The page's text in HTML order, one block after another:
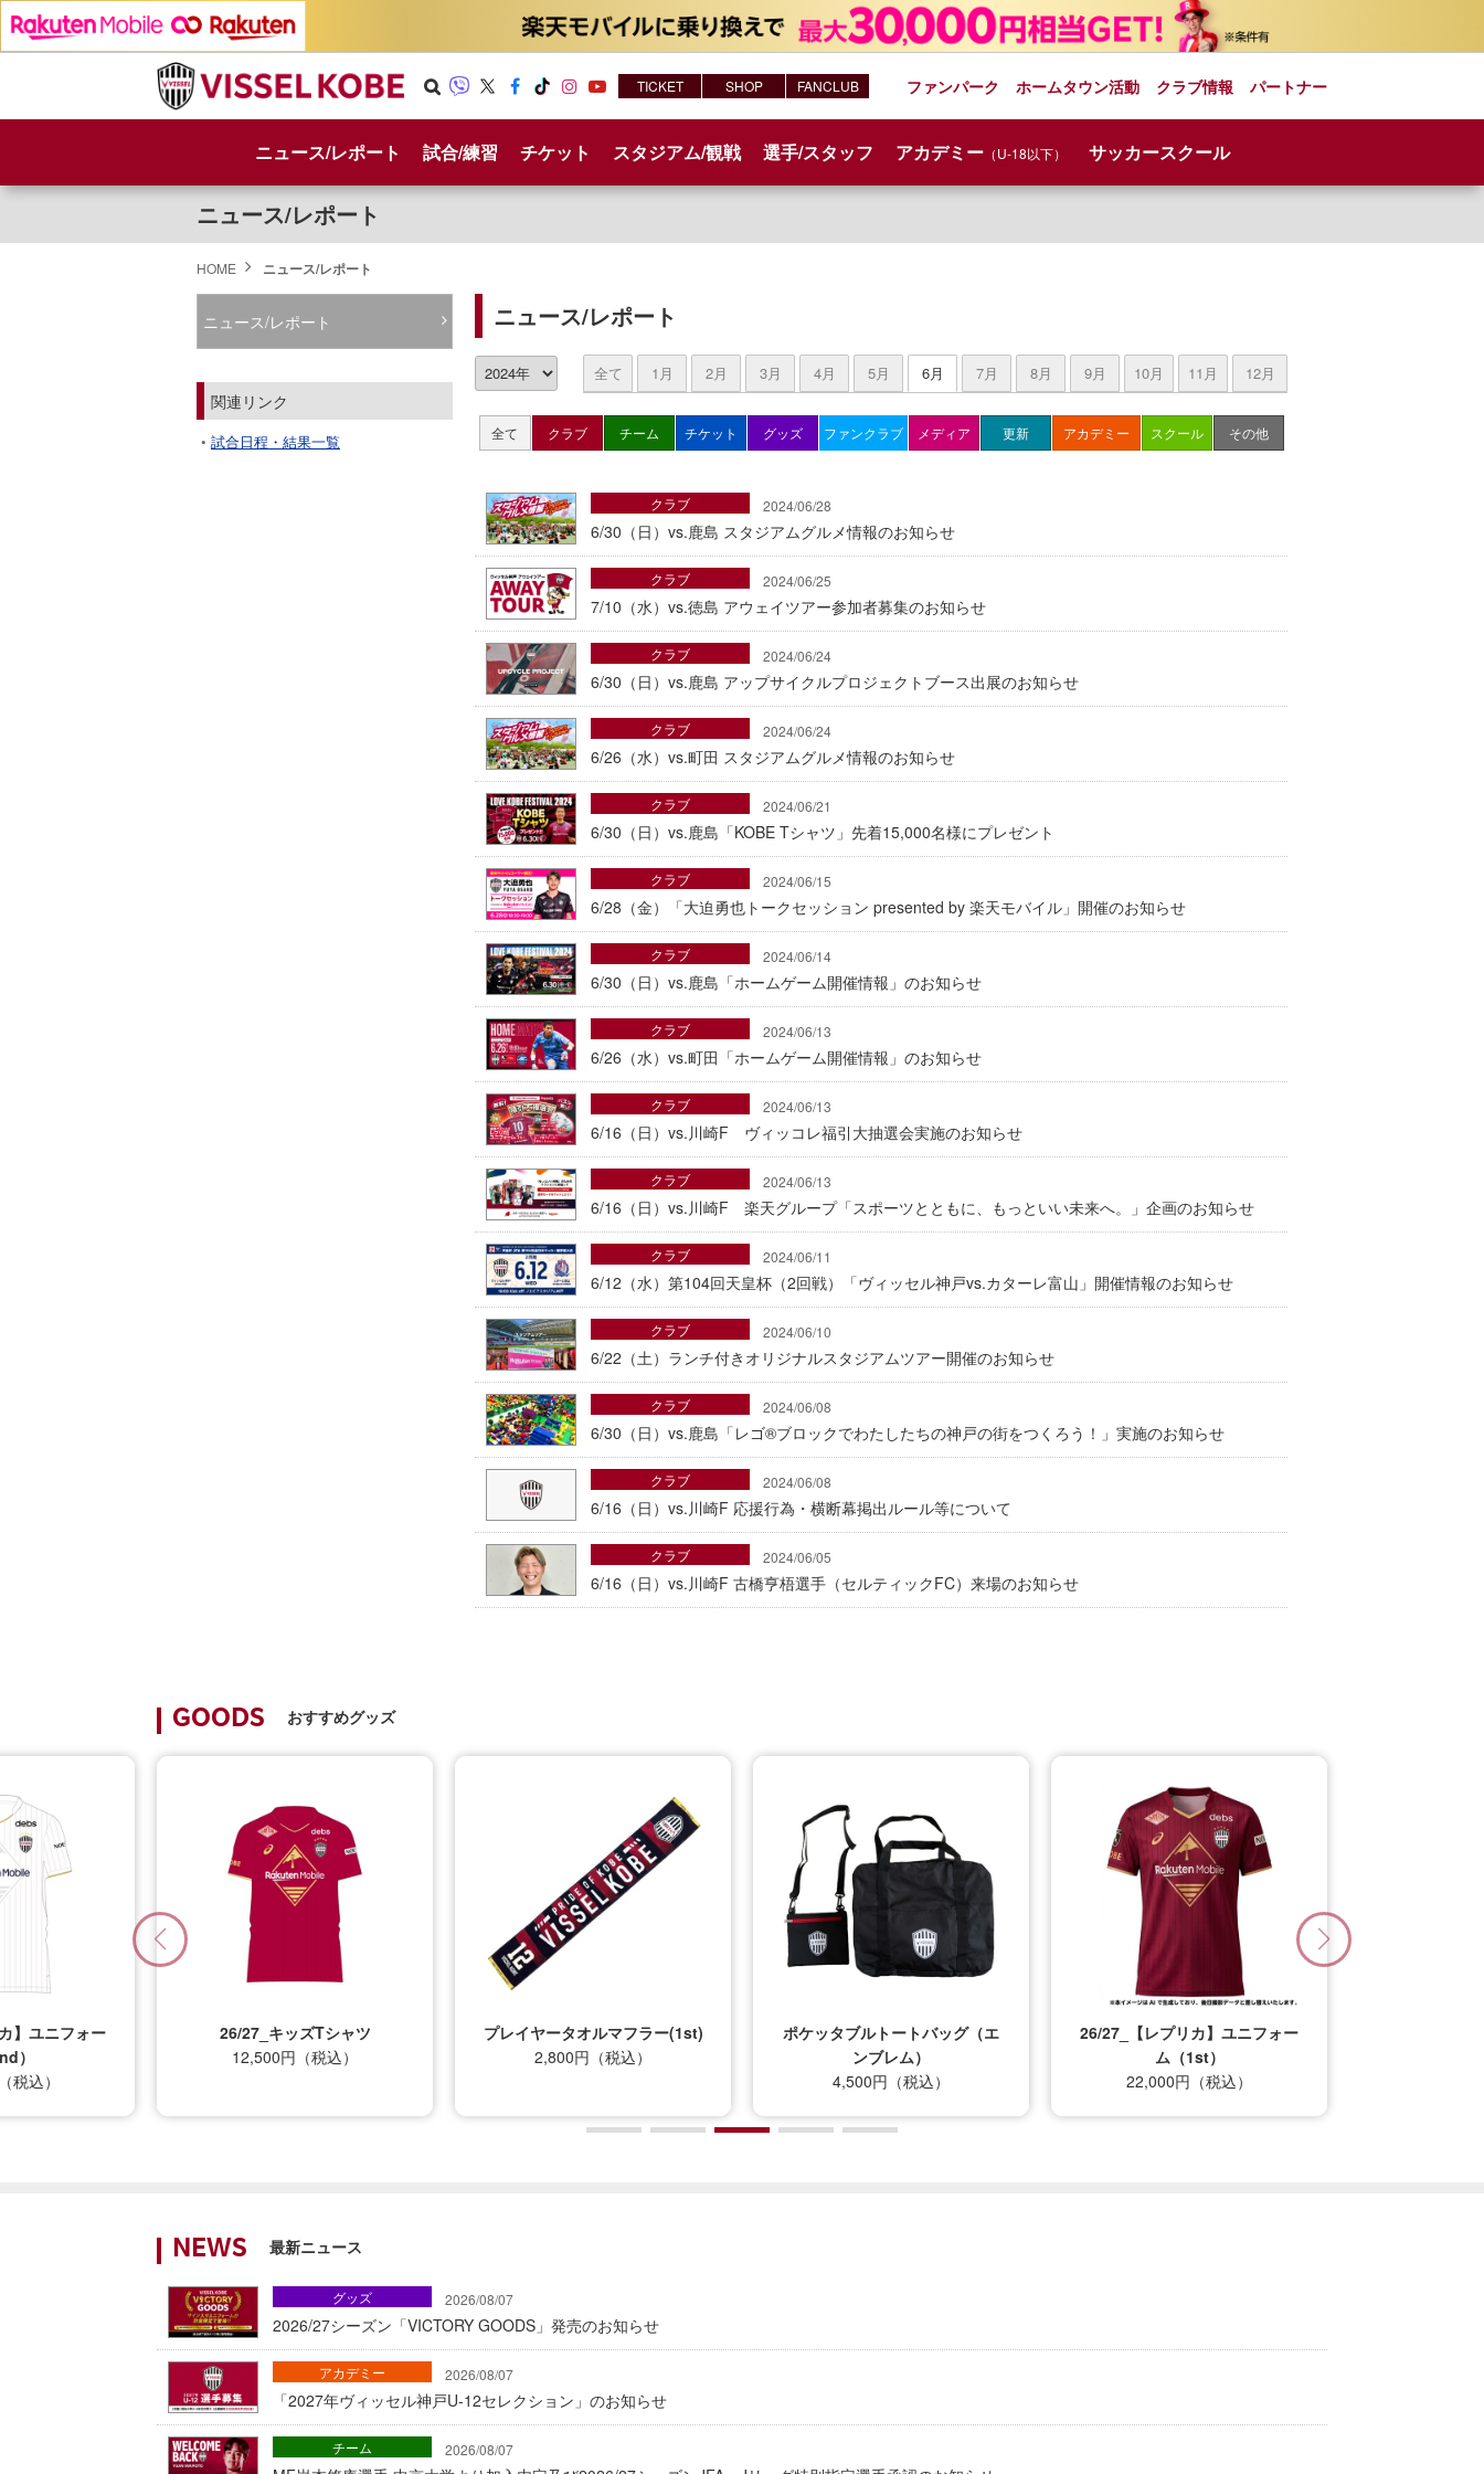
h
am e
ニュース/レポート 試合/練習 チケット スタジアム/観戦 選手/スタッフ アカデミー（U-18以下） サッカースクール
ファンパーク ホームタウン活動 クラブ情報 パートナー
TICKET SHOP FANCLUB
ニュース/レポート
HOME ニュース/レポート
ニュース/レポート
全て 1月 2月 3月 4月 5月 6月 7月 8月 9月 10月 11月 12月
全て クラブ チーム チケット グッズ ファンクラブ メディア 更新 アカデミー スクール その他
2024/06/28
6/30（日）vs.鹿島 スタジアムグルメ情報のお知らせ
クラブ
2024/06/25
7/10（水）vs.徳島 アウェイツアー参加者募集のお知らせ
クラブ
2024/06/24
6/30（日）vs.鹿島 アップサイクルプロジェクトブース出展のお知らせ
クラブ
2024/06/24
6/26（水）vs.町田 スタジアムグルメ情報のお知らせ
クラブ
2024/06/21
6/30（日）vs.鹿島「KOBE Tシャツ」先着15,000名様にプレゼント
クラブ
2024/06/15
6/28（金）「大迫勇也トークセッション presented by 楽天モバイル」開催のお知らせ
クラブ
2024/06/14
6/30（日）vs.鹿島「ホームゲーム開催情報」のお知らせ
クラブ
2024/06/13
6/26（水）vs.町田「ホームゲーム開催情報」のお知らせ
クラブ
2024/06/13
6/16（日）vs.川崎F ヴィッコレ福引大抽選会実施のお知らせ
クラブ
2024/06/13
6/16（日）vs.川崎F 楽天グループ「スポーツとともに、もっといい未来へ。」企画のお知らせ
クラブ
2024/06/11
6/12（水）第104回天皇杯（2回戦）「ヴィッセル神戸vs.カターレ富山」開催情報のお知らせ
クラブ
2024/06/10
6/22（土）ランチ付きオリジナルスタジアムツアー開催のお知らせ
クラブ
2024/06/08
6/30（日）vs.鹿島「レゴ®ブロックでわたしたちの神戸の街をつくろう！」実施のお知らせ
クラブ
2024/06/08
6/16（日）vs.川崎F 応援行為・横断幕掲出ルール等について
クラブ
2024/06/05
6/16（日）vs.川崎F 古橋亨梧選手（セルティックFC）来場のお知らせ
クラブ
ニュース/レポート
関連リンク
試合日程・結果一覧
GOODS おすすめグッズ
】ユニフォー
）
税込）
26/27_キッズTシャツ
12,500円（税込）
プレイヤータオルマフラー(1st)
2,800円（税込）
ポケッタブルトートバッグ（エ
ンブレム）
4,500円（税込）
26/27_【レプリカ】ユニフォー
ム（1st）
22,000円（税込）
NEWS 最新ニュース
2026/08/07
2026/27シーズン「VICTORY GOODS」発売のお知らせ
グッズ
2026/08/07
「2027年ヴィッセル神戸U-12セレクション」のお知らせ
アカデミー
2026/08/07
チーム